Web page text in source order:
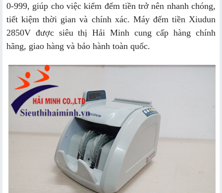
0-999, giúp cho việc kiểm đếm tiền trở nên nhanh chóng,
tiết kiệm thời gian và chính xác. Máy đếm tiền Xiudun
2850V được siêu thị Hải Minh cung cấp hàng chính
hãng, giao hàng và bảo hành toàn quốc.